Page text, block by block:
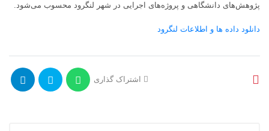
پژوهش‌های دانشگاهی و پروژه‌های اجرایی در شهر لنگرود محسوب می‌شود.
دانلود داده ها و اطلاعات لنگرود
اشتراک گذاری